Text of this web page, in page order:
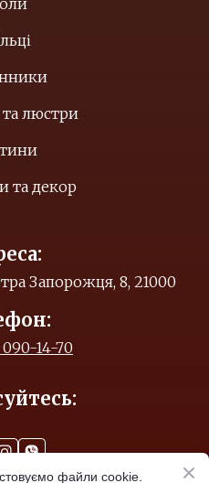
люстри
та декор
Запорожця, 8, 21000
090-14-70
файли cookie.